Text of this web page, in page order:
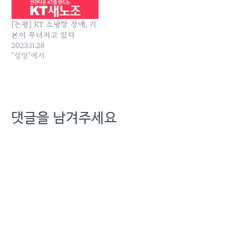
통 등을 반성하는 의미일 것
이다.하지만 이러한 반성이
무색하게 오늘 과기부에 부
산, 경남 지역에 인터넷 장
애…
[논평] KT 소방망 장애, 기
본이 무너지고 있다
2023.11.28
"성명"에서
댓글을 남겨주세요